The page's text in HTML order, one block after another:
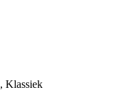
, Klassiek